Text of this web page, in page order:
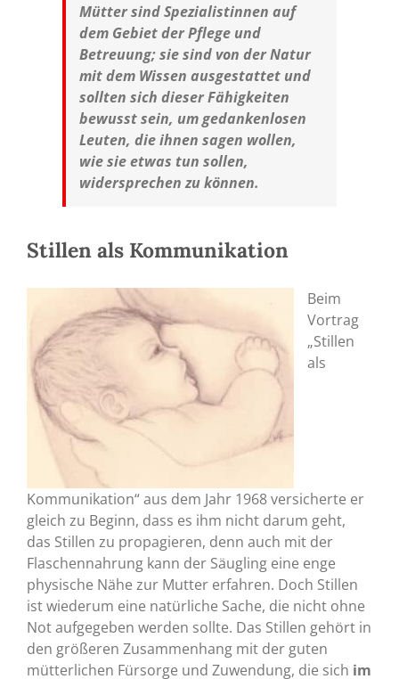
Mütter sind Spezialistinnen auf
dem Gebiet der Pflege und
Betreuung; sie sind von der Natur
mit dem Wissen ausgestattet und
sollten sich dieser Fähigkeiten
bewusst sein, um gedankenlosen
Leuten, die ihnen sagen wollen,
wie sie etwas tun sollen,
widersprechen zu können.
Stillen als Kommunikation
Beim
Vortrag
„Stillen
als
Kommunikation“ aus dem Jahr 1968 versicherte er
gleich zu Beginn, dass es ihm nicht darum geht,
das Stillen zu propagieren, denn auch mit der
Flaschennahrung kann der Säugling eine enge
physische Nähe zur Mutter erfahren. Doch Stillen
ist wiederum eine natürliche Sache, die nicht ohne
Not aufgegeben werden sollte. Das Stillen gehört in
den größeren Zusammenhang mit der guten
mütterlichen Fürsorge und Zuwendung, die sich im